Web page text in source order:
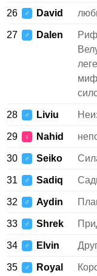
26 ♂ David
27 ♂ Dalen
28 ♂ Liviu
29 ♀ Nahid
30 ♂ Seiko
31 ♂ Sadiq
32 ♂ Aydin
33 ♂ Shrek
34 ♂ Elvin
35 ♂ Royal